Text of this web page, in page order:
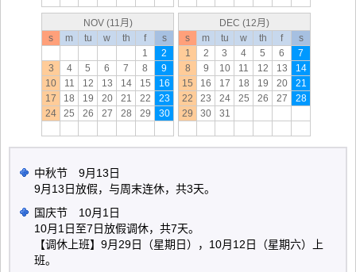
NOV (11月)
s
m tu w th f
s
1
2
3
4 5 6 7 8
9
10
11 12 13 14 15
16
17
18 19 20 21 22
23
24
25 26 27 28 29 30
DEC (12月)
s
m tu w th f
s
1
2 3 4 5 6
7
8
9 10 11 12 13
14
15
16 17 18 19 20
21
22
23 24 25 26 27
28
29
30 31
中秋节 9月13日
9月13日放假，与周末连休，共3天。
国庆节 10月1日
10月1日至7日放假调休，共7天。
【调休上班】9月29日（星期日），10月12日（星期六）上
班。